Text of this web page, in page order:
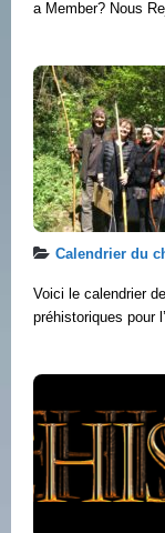
a Member? Nous
Calendrier du
Voici le calendrier
préhistoriques pour